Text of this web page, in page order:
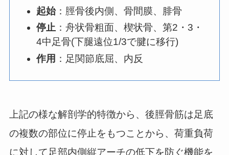
起始：脛骨後内側、骨間膜、腓骨
停止：舟状骨粗面、楔状骨、第2・3・
4中足骨(下腿遠位1/3で腱に移行)
作用 ：足関節底屈、内反
上記の様な解剖学的特徴から、後脛骨筋は足底
の複数の部位に停止をもつことから、荷重負荷
に対して足部内側縦アーチの低下を防ぐ機能を